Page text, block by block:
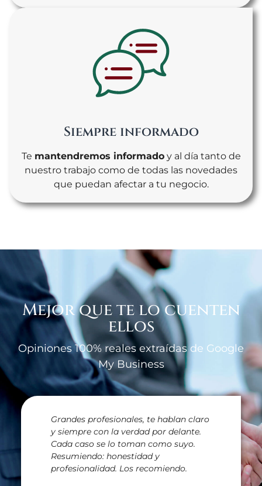
Siempre informado
Te mantendremos informadoy al día tanto de
nuestro trabajo como de todas las novedades
que puedan afectar a tu negocio.
Mejor que te lo cuenten
ellos
Opiniones 100% reales extraídas de Google
My Business
Grandes profesionales, te hablan claro
y siempre con la verdad por delante.
Cada caso se lo toman como suyo.
Resumiendo: honestidad y
profesionalidad. Los recomiendo.